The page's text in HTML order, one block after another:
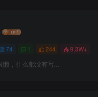
74 1 244 9.3W+
懒，什么都没有写...